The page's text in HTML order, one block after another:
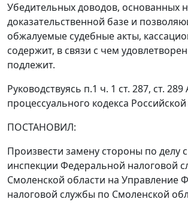
Убедительных доводов, основанных
доказательственной базе и
обжалуемые судебные акты,
содержит, в связи с чем
подлежит.
Руководствуясь п.1 ч. 1 ст. 287, ст.
процессуального кодекса
ПОСТАНОВИЛ:
Произвести замену стороны по делу
инспекции Федеральной налоговой
Смоленской области на Управление
налоговой службы по Смоленской